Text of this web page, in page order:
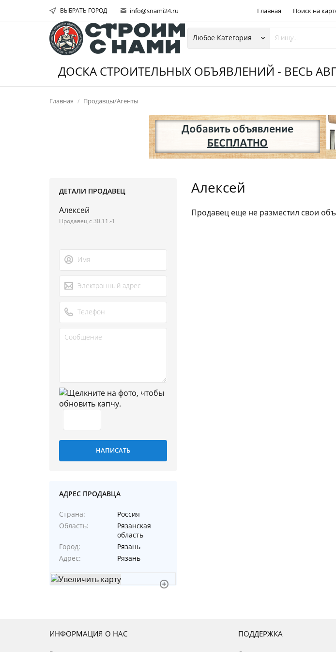
ВЫБРАТЬ ГОРОД info@snami24.ru Главная Поиск на
ДОСКА СТРОИТЕЛЬНЫХ ОБЪЯВЛЕНИЙ - ВЕСЬ
Главная Продавцы/Агенты
ДЕТАЛИ ПРОДАВЕЦ
Алексей
Продавец с 30.11.-1
АДРЕС ПРОДАВЦА
Страна
Россия
Область
Рязанская
область
Город
Рязань
Адрес
Рязань
Алексей
Продавец еще не разместил свои
ИНФОРМАЦИЯ О НАС ПОДДЕРЖКА